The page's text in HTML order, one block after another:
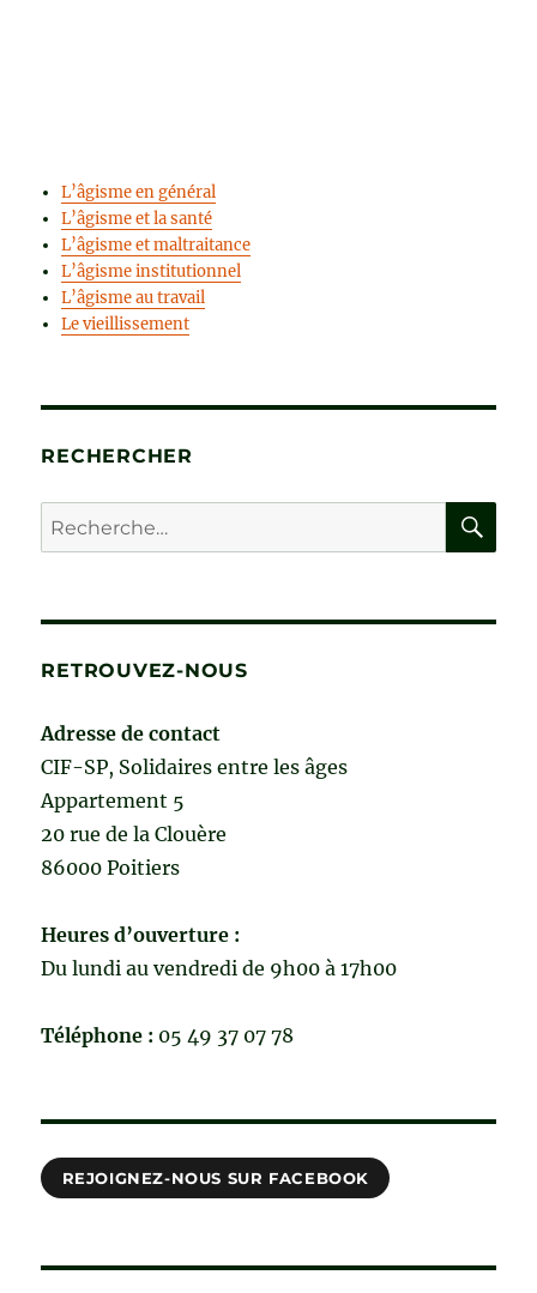
L’âgisme en général
L’âgisme et la santé
L’âgisme et maltraitance
L’âgisme institutionnel
L’âgisme au travail
Le vieillissement
RECHERCHER
Recherche
pour :
RETROUVEZ-NOUS
Adresse de contact
CIF-SP, Solidaires entre les âges
Appartement 5
20 rue de la Clouère
86000 Poitiers
Heures d’ouverture :
Du lundi au vendredi de 9h00 à 17h00
Téléphone : 05 49 37 07 78
REJOIGNEZ-NOUS SUR FACEBOOK